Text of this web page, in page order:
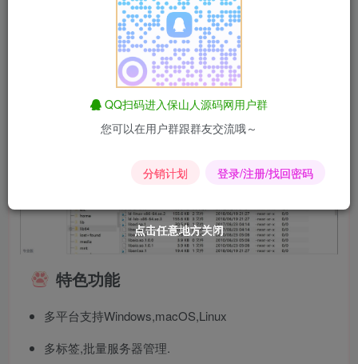
特色功能
多平台支持Windows,macOS,Linux
多标签,批量服务器管理.
点击任意地方关闭
点击任意地方关闭
点击任意地方关闭
点击任意地方关闭
点击任意地方关闭
点击任意地方关闭
QQ扫码进入保山人源码网用户群
您可以在用户群跟群友交流哦～
分销计划 登录/注册/找回密码